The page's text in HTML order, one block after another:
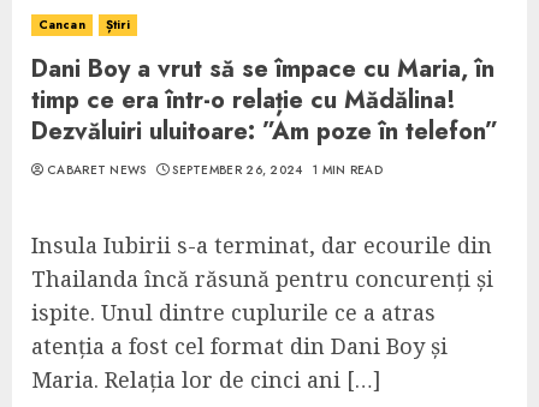
Cancan Știri
Dani Boy a vrut să se împace cu Maria, în
timp ce era într-o relație cu Mădălina!
Dezvăluiri uluitoare: ”Am poze în telefon”
CABARET NEWS SEPTEMBER 26, 2024 1 MIN READ
Insula Iubirii s-a terminat, dar ecourile din
Thailanda încă răsună pentru concurenți și
ispite. Unul dintre cuplurile ce a atras
atenția a fost cel format din Dani Boy și
Maria. Relația lor de cinci ani […]